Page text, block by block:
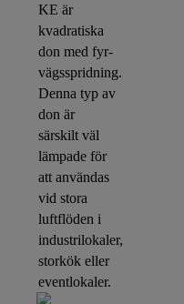
KE är
kvadratiska
don med fyr-
vägsspridning.
Denna typ av
don är
särskilt väl
lämpade för
att användas
vid stora
luftflöden i
industrilokaler,
storkök eller
eventlokaler.